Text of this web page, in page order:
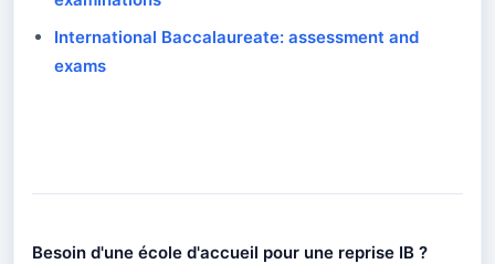
International Baccalaureate: assessment and
exams
Besoin d'une école d'accueil pour une reprise IB ?